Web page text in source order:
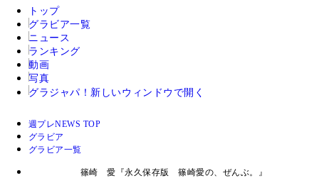
トップ
グラビア一覧
ニュース
ランキング
動画
写真
グラジャパ！ 新しいウィンドウで開く
週プレNEWS TOP
グラビア
グラビア一覧
篠崎 愛『永久保存版 篠崎愛の、ぜんぶ。』